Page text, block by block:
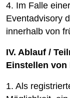
4. Im Falle
Eventadvisory
innerhalb von
IV. Ablauf /
Einstellen von
1. Als